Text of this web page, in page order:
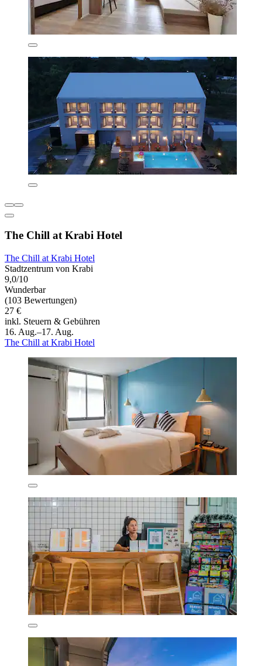
The Chill at Krabi Hotel
The Chill at Krabi Hotel
Stadtzentrum von Krabi
9,0/10
Wunderbar
(103 Bewertungen)
27 €
inkl. Steuern & Gebühren
16. Aug.–17. Aug.
The Chill at Krabi Hotel